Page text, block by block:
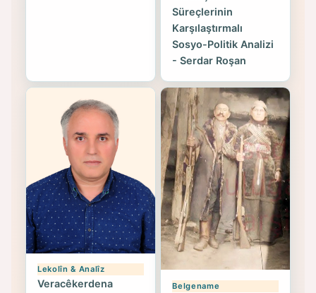
Süreçlerinin
Karşılaştırmalı
Sosyo-Politik Analizi
- Serdar Roşan
Lekolîn & Analîz
Veracêkerdena
Belgename